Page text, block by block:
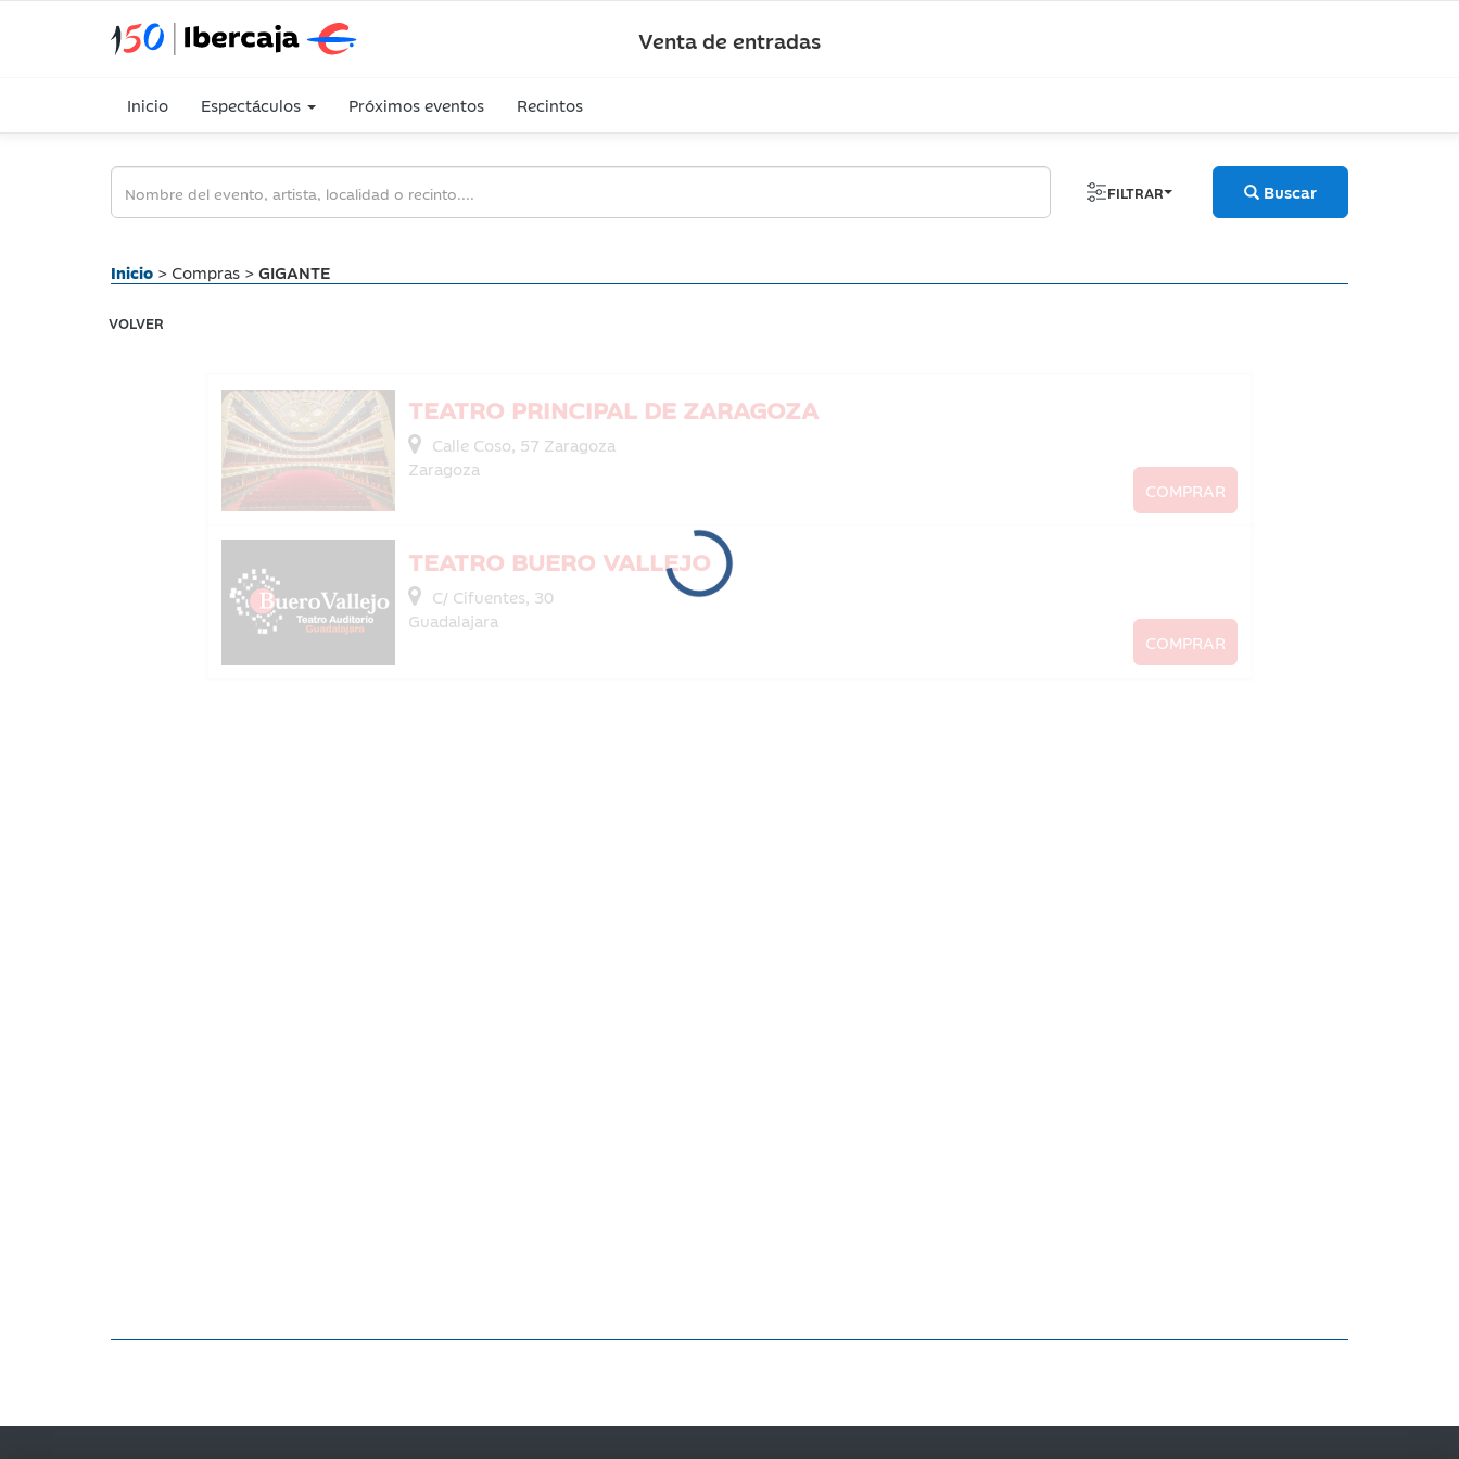
Venta de entradas
Inicio Espectáculos Próximos eventos Recintos
FILTRAR Buscar
Inicio > Compras >GIGANTE
VOLVER